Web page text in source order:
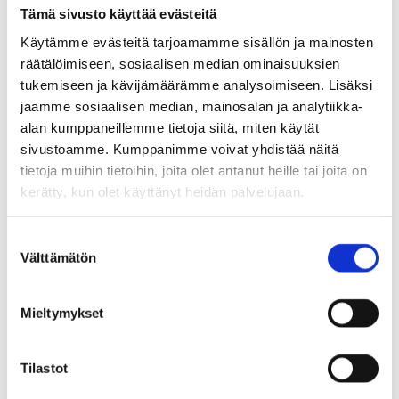
Tämä sivusto käyttää evästeitä
Käytämme evästeitä tarjoamamme sisällön ja mainosten
räätälöimiseen, sosiaalisen median ominaisuuksien
tukemiseen ja kävijämäärämme analysoimiseen. Lisäksi
jaamme sosiaalisen median, mainosalan ja analytiikka-
alan kumppaneillemme tietoja siitä, miten käytät
sivustoamme. Kumppanimme voivat yhdistää näitä
tietoja muihin tietoihin, joita olet antanut heille tai joita on
kerätty, kun olet käyttänyt heidän palvelujaan.
Välttämätön
Mieltymykset
Tilastot
annetun vastauksen
katsoa Jussi Salosen valtuuston
kokouksessa 9.12.2024 § 143 esittämän
aloitteen tulleen loppuun käsitellyksi.
532 Vastauksen antaminen valtuustokysymyksiä
Kunnanhallitus päätti ehdottaa valtuustolle, että
valtuusto päättää